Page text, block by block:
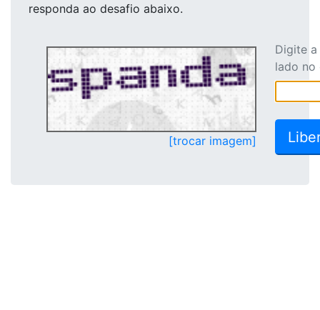
responda ao desafio abaixo.
[trocar imagem]
Digite
lado no